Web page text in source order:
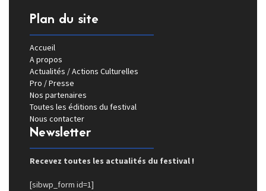
Plan du site
Accueil
A propos
Actualités / Actions Culturelles
Pro / Presse
Nos partenaires
Toutes les éditions du festival
Nous contacter
Newsletter
Recevez toutes les actualités du festival !
[sibwp_form id=1]